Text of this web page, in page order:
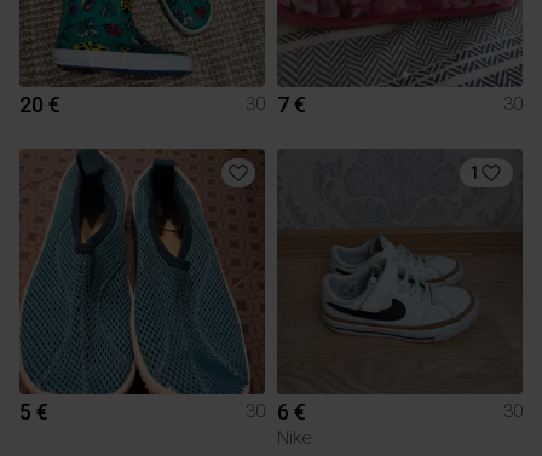
20 € 30 7 € 30
5 € 30
1
6 €
30
Nike